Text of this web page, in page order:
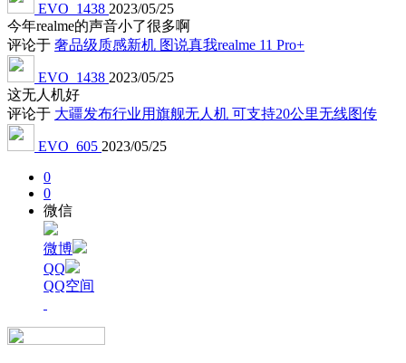
EVO_1438 2023/05/25
今年realme的声音小了很多啊
评论于 奢品级质感新机 图说真我realme 11 Pro+
EVO_1438 2023/05/25
这无人机好
评论于 大疆发布行业用旗舰无人机 可支持20公里无线图传
EVO_605 2023/05/25
0
0
微信
微博
QQ
QQ空间